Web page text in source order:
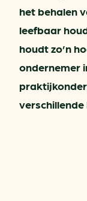
het behalen
leefbaar
houdt zo’n
ondernemer
verschillende